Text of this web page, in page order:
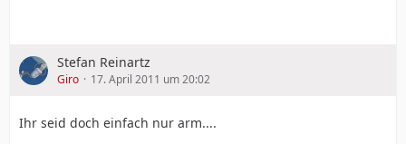
Stefan Reinartz
Giro 17. April 2011 um 20:02
Ihr seid doch einfach nur arm....